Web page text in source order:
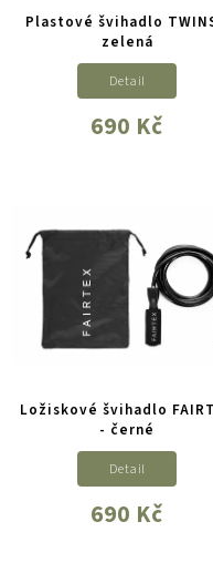
Plastové švihadlo
zelená
690 Kč
Detail
Ložiskové švihadlo
- černé
690 Kč
Detail